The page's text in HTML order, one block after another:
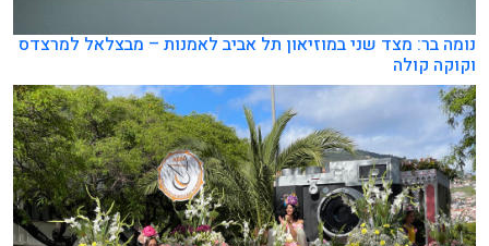
נומה בר: מצד שני במוזיאון תל אביב לאמנות – מבצלאל למרצדס
וקוקה קולה